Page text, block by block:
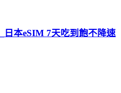
日本eSIM 7天吃到飽不降速